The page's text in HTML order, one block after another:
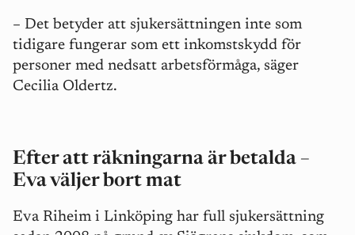
– Det betyder att sjukersättningen inte som
tidigare fungerar som ett inkomstskydd för
personer med nedsatt arbetsförmåga, säger
Cecilia Oldertz.
Efter att räkningarna är betalda –
Eva väljer bort mat
Eva Riheim i Linköping har full sjukersättning